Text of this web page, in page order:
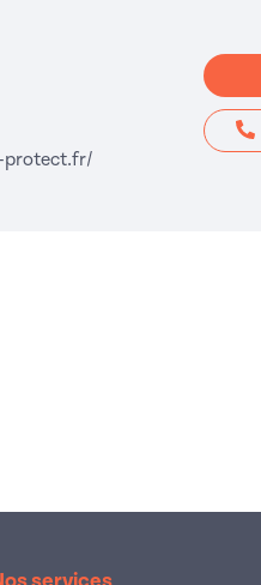
protect.fr/(nouvelle fenêtre)